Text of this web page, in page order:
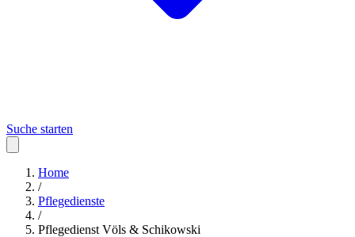
Suche starten
Home
/
Pflegedienste
/
Pflegedienst Völs & Schikowski